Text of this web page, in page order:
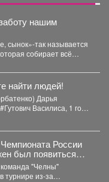
нашим
сынок»-так называется
собирает всё
найти людей!
Дарья
Василиса, 1 год,
России
был появиться
позднее."Челны"
турнире из-за